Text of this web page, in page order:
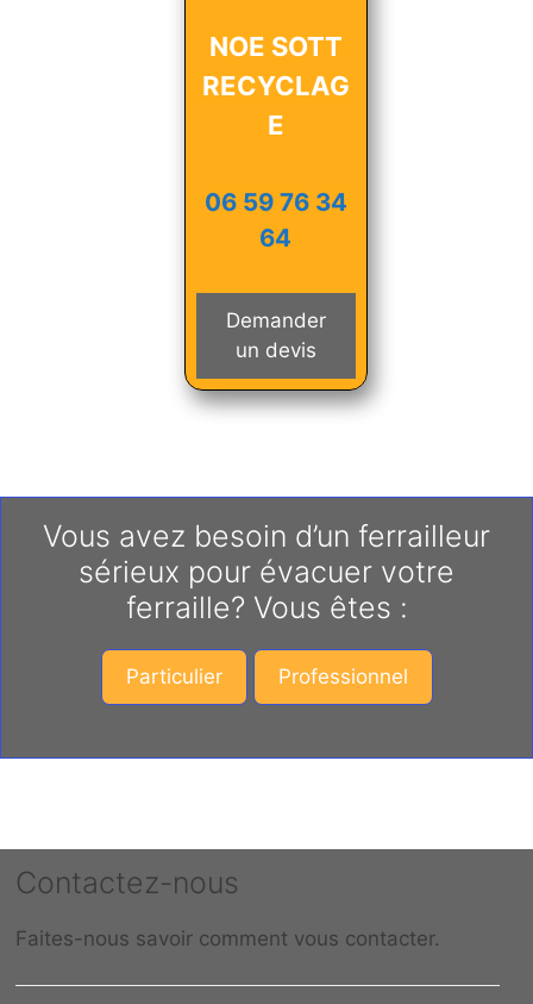
NOE SOTT
RECYCLAG
E
06 59 76 34
64
Demander
un devis
Vous avez besoin d’un ferrailleur
sérieux pour évacuer votre
ferraille? Vous êtes :
Particulier Professionnel
Contactez-nous
Faites-nous savoir comment vous contacter.